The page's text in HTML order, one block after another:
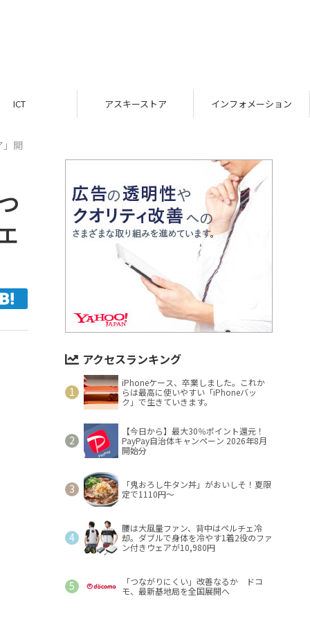
ICT アスキーストア インフォメーション
」開
アクセスランキング
iPhoneケース、卒業しました。これか
らは最高に使いやすい「iPhoneバッ
ク」で生きていきます。
【今日から】最大30％ポイント還元！
PayPay自治体キャンペーン 2026年8月
開始分
「鬼おろし牛タン丼」がおいしそ！夏限
定で1110円～
腰は大風量ファン、背中はペルチェ冷
却。ダブルで身体を冷やす1着2役のファ
ン付きウェアが10,980円
「つながりにくい」改善なるか ドコ
モ、最新基地局を全国展開へ